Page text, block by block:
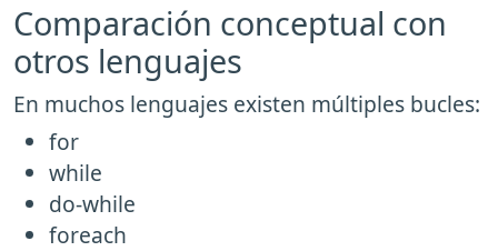
Comparación conceptual con
otros lenguajes
En muchos lenguajes existen múltiples bucles:
for
while
do-while
foreach